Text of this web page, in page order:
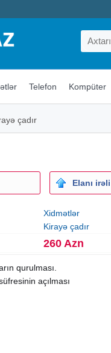
Telefon Kompüter
çadır
Elanı
Xidmətlər
Kirayə çadır
260 Azn
qurulması.
açılması